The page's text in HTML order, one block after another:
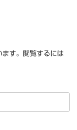
す。閲覧するには